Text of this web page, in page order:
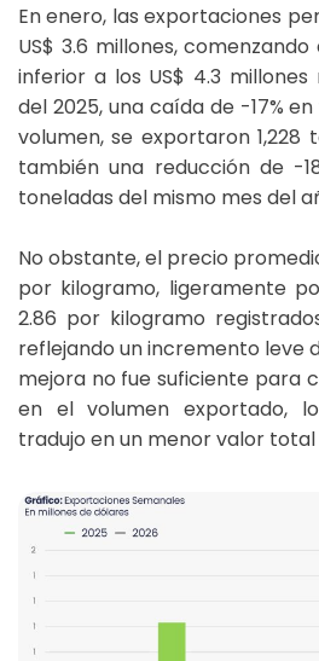
En enero, las exportaciones
US$ 3.6 millones,
inferior a los US$ 4.3
del 2025, una caída de -17%
volumen, se exportaron 1,228
también una reducción de -
toneladas del mismo mes del
No obstante, el precio
por kilogramo, ligeramente
2.86 por kilogramo
reflejando un incremento leve
mejora no fue suficiente para
en el volumen exportado,
tradujo en un menor valor total